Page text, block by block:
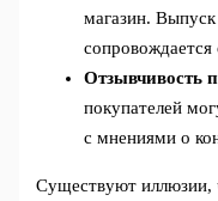
магазин.
Отзывчивость
покупателей
с мнениями о
Существуют иллюзии,